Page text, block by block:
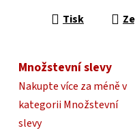
Tisk
Množstevní slevy
Nakupte více za méně v
kategorii Množstevní
slevy